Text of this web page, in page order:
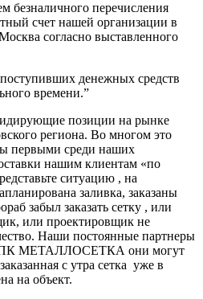
безналичного перечисления
счет нашей организации в
согласно выставленного
денежных средств
времени.”
позиции на рынке
региона. Во многом это
первыми среди наших
нашим клиентам «по
ситуацию , на
заливка, заказаны
забыл заказать сетку , или
или проектировщик не
Наши постоянные партнеры
ПК МЕТАЛЛОСЕТКА они могут
с утра сетка уже в
на объект.